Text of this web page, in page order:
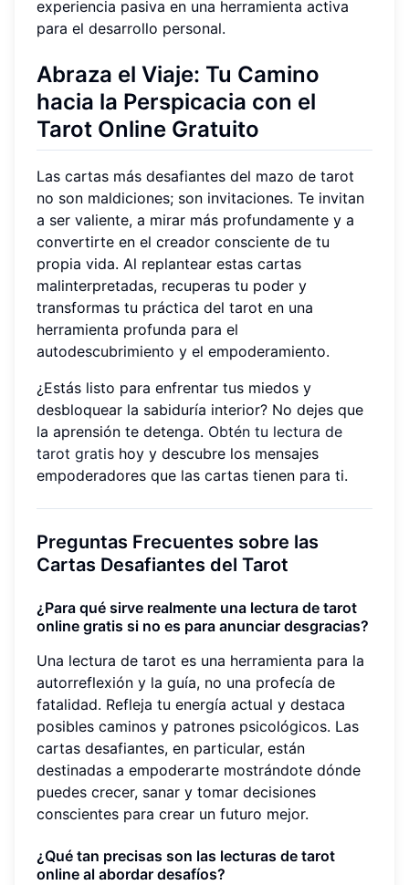
experiencia pasiva en una herramienta activa
para el desarrollo personal.
Abraza el Viaje: Tu Camino
hacia la Perspicacia con el
Tarot Online Gratuito
Las cartas más desafiantes del mazo de tarot
no son maldiciones; son invitaciones. Te invitan
a ser valiente, a mirar más profundamente y a
convertirte en el creador consciente de tu
propia vida. Al replantear estas cartas
malinterpretadas, recuperas tu poder y
transformas tu práctica del tarot en una
herramienta profunda para el
autodescubrimiento y el empoderamiento.
¿Estás listo para enfrentar tus miedos y
desbloquear la sabiduría interior? No dejes que
la aprensión te detenga. Obtén tu lectura de
tarot gratis hoy y descubre los mensajes
empoderadores que las cartas tienen para ti.
Preguntas Frecuentes sobre las
Cartas Desafiantes del Tarot
¿Para qué sirve realmente una lectura de tarot
online gratis si no es para anunciar desgracias?
Una lectura de tarot es una herramienta para la
autorreflexión y la guía, no una profecía de
fatalidad. Refleja tu energía actual y destaca
posibles caminos y patrones psicológicos. Las
cartas desafiantes, en particular, están
destinadas a empoderarte mostrándote dónde
puedes crecer, sanar y tomar decisiones
conscientes para crear un futuro mejor.
¿Qué tan precisas son las lecturas de tarot
online al abordar desafíos?